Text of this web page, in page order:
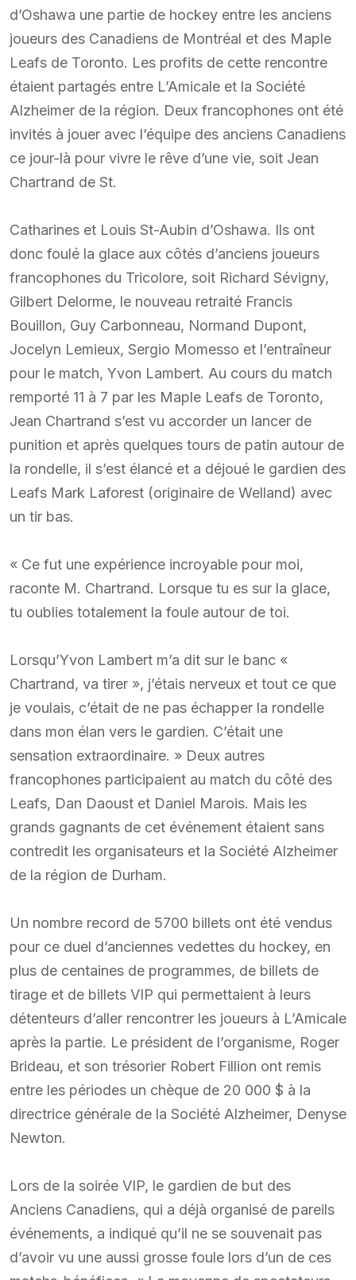
d’Oshawa une partie de hockey entre les anciens
joueurs des Canadiens de Montréal et des Maple
Leafs de Toronto. Les profits de cette rencontre
étaient partagés entre L’Amicale et la Société
Alzheimer de la région. Deux francophones ont été
invités à jouer avec l’équipe des anciens Canadiens
ce jour-là pour vivre le rêve d’une vie, soit Jean
Chartrand de St.
Catharines et Louis St-Aubin d’Oshawa. Ils ont
donc foulé la glace aux côtés d’anciens joueurs
francophones du Tricolore, soit Richard Sévigny,
Gilbert Delorme, le nouveau retraité Francis
Bouillon, Guy Carbonneau, Normand Dupont,
Jocelyn Lemieux, Sergio Momesso et l’entraîneur
pour le match, Yvon Lambert. Au cours du match
remporté 11 à 7 par les Maple Leafs de Toronto,
Jean Chartrand s’est vu accorder un lancer de
punition et après quelques tours de patin autour de
la rondelle, il s’est élancé et a déjoué le gardien des
Leafs Mark Laforest (originaire de Welland) avec
un tir bas.
« Ce fut une expérience incroyable pour moi,
raconte M. Chartrand. Lorsque tu es sur la glace,
tu oublies totalement la foule autour de toi.
Lorsqu’Yvon Lambert m’a dit sur le banc «
Chartrand, va tirer », j’étais nerveux et tout ce que
je voulais, c’était de ne pas échapper la rondelle
dans mon élan vers le gardien. C’était une
sensation extraordinaire. » Deux autres
francophones participaient au match du côté des
Leafs, Dan Daoust et Daniel Marois. Mais les
grands gagnants de cet événement étaient sans
contredit les organisateurs et la Société Alzheimer
de la région de Durham.
Un nombre record de 5700 billets ont été vendus
pour ce duel d’anciennes vedettes du hockey, en
plus de centaines de programmes, de billets de
tirage et de billets VIP qui permettaient à leurs
détenteurs d’aller rencontrer les joueurs à L’Amicale
après la partie. Le président de l’organisme, Roger
Brideau, et son trésorier Robert Fillion ont remis
entre les périodes un chèque de 20 000 $ à la
directrice générale de la Société Alzheimer, Denyse
Newton.
Lors de la soirée VIP, le gardien de but des
Anciens Canadiens, qui a déjà organisé de pareils
événements, a indiqué qu’il ne se souvenait pas
d’avoir vu une aussi grosse foule lors d’un de ces